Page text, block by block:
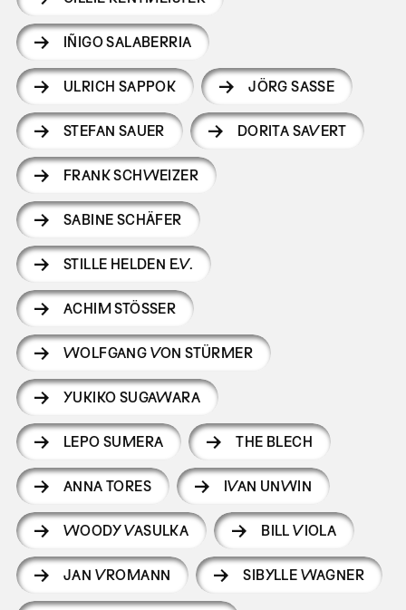
IÑIGO SALABERRIA
ULRICH SAPPOK JÖRG SASSE
STEFAN SAUER DORITA SAVERT
FRANK SCHWEIZER
SABINE SCHÄFER
STILLE HELDEN E.V.
ACHIM STÖSSER
WOLFGANG VON STÜRMER
YUKIKO SUGAWARA
LEPO SUMERA THE BLECH
ANNA TORES IVAN UNWIN
WOODY VASULKA BILL VIOLA
JAN VROMANN SIBYLLE WAGNER